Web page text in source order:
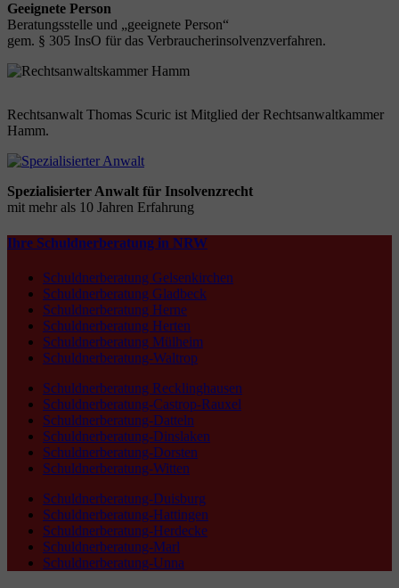
Geeignete Person
Beratungsstelle und „geeignete Person“
gem. § 305 InsO für das Verbraucherinsolvenzverfahren.
Rechtsanwalt Thomas Scuric ist Mitglied der Rechtsanwaltkammer
Hamm.
Spezialisierter Anwalt für Insolvenzrecht
mit mehr als 10 Jahren Erfahrung
Ihre Schuldnerberatung in NRW
Schuldnerberatung Gelsenkirchen
Schuldnerberatung Gladbeck
Schuldnerberatung Herne
Schuldnerberatung Herten
Schuldnerberatung Mülheim
Schuldnerberatung-Waltrop
Schuldnerberatung Recklinghausen
Schuldnerberatung-Castrop-Rauxel
Schuldnerberatung-Datteln
Schuldnerberatung-Dinslaken
Schuldnerberatung-Dorsten
Schuldnerberatung-Witten
Schuldnerberatung-Duisburg
Schuldnerberatung-Hattingen
Schuldnerberatung-Herdecke
Schuldnerberatung-Marl
Schuldnerberatung-Unna